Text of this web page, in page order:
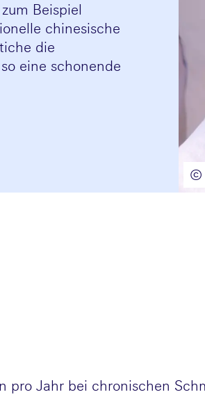
Beispiel
chinesische
die
eine schonende
©
pro Jahr bei chronischen